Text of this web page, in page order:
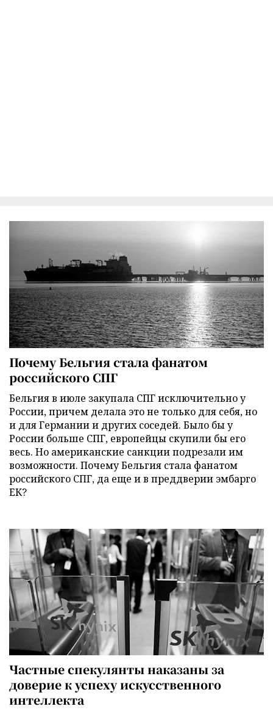
Почему Бельгия стала фанатом
российского СПГ
Бельгия в июле закупала СПГ исключительно у
России, причем делала это не только для себя, но
и для Германии и других соседей. Было бы у
России больше СПГ, европейцы скупили бы его
весь. Но американские санкции подрезали им
возможности. Почему Бельгия стала фанатом
российского СПГ, да еще и в преддверии эмбарго
ЕК?
Частные спекулянты наказаны за
доверие к успеху искусственного
интеллекта